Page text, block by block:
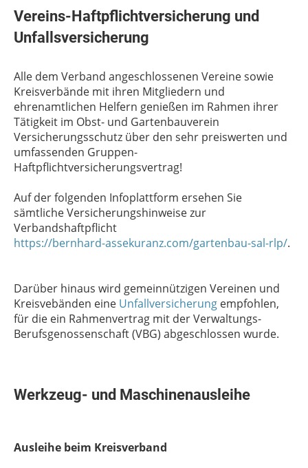
Vereins-Haftpflichtversicherung und
Unfallsversicherung
Alle dem Verband angeschlossenen Vereine sowie
Kreisverbände mit ihren Mitgliedern und
ehrenamtlichen Helfern genießen im Rahmen ihrer
Tätigkeit im Obst- und Gartenbauverein
Versicherungsschutz über den sehr preiswerten und
umfassenden Gruppen-
Haftpflichtversicherungsvertrag!
Auf der folgenden Infoplattform ersehen Sie
sämtliche Versicherungshinweise zur
Verbandshaftpflicht
https://bernhard-assekuranz.com/gartenbau-sal-rlp/.
Darüber hinaus wird gemeinnützigen Vereinen und
Kreisvebänden eine Unfallversicherung empfohlen,
für die ein Rahmenvertrag mit der Verwaltungs-
Berufsgenossenschaft (VBG) abgeschlossen wurde.
Werkzeug- und Maschinenausleihe
Ausleihe beim Kreisverband